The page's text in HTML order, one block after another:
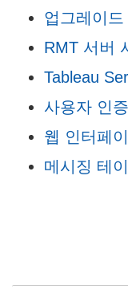
서
열
림
)
업그레이
RMT 서버
Tableau
사용자 인
웹 인터페
메시징 테